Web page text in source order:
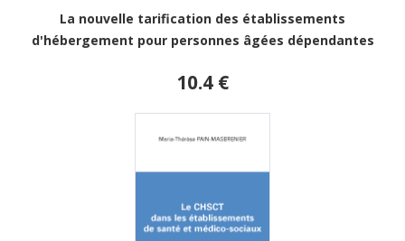
La nouvelle tarification des établissements
d'hébergement pour personnes âgées dépendantes
10.4 €